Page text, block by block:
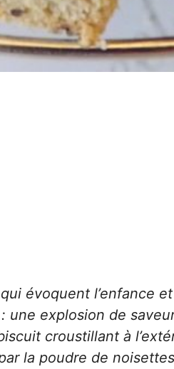
évoquent l’enfance
explosion de
croustillant à
la poudre de